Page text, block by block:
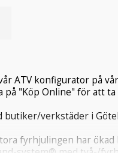
vår ATV konfigurator på
på "Köp Online" för att
butiker/verkstäder i
fyrhjulingen har